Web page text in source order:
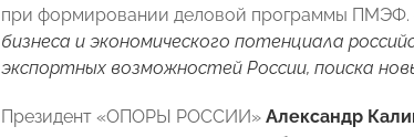
при формировании деловой программы ПМЭФ.
бизнеса и экономического потенциала
экспортных возможностей России, поиска
Президент «ОПОРЫ РОССИИ» Александр